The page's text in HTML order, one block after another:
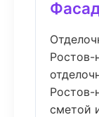
Ростов-
Ростов-
сметой